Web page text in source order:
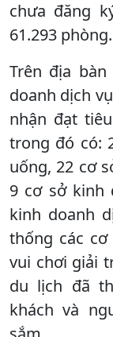
chưa đăng
61.293 phòng.
Trên địa
doanh dịch
nhận đạt
trong đó có:
uống, 22 cơ
9 cơ sở kinh
kinh doanh
thống các
vui chơi giải
du lịch đã
khách và